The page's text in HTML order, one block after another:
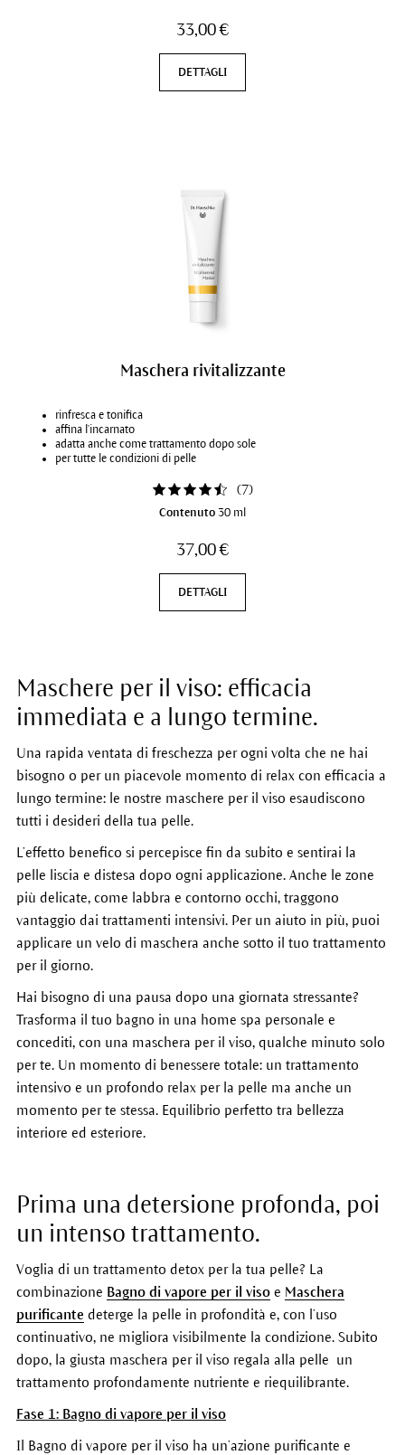
33,00 €
DETTAGLI
Maschera rivitalizzante
rinfresca e tonifica
affina l'incarnato
adatta anche come trattamento dopo sole
per tutte le condizioni di pelle
(7)
Contenuto 30 ml
37,00 €
DETTAGLI
Maschere per il viso: efficacia
immediata e a lungo termine.
Una rapida ventata di freschezza per ogni volta che ne hai
bisogno o per un piacevole momento di relax con efficacia a
lungo termine: le nostre maschere per il viso esaudiscono
tutti i desideri della tua pelle.
L’effetto benefico si percepisce fin da subito e sentirai la
pelle liscia e distesa dopo ogni applicazione. Anche le zone
più delicate, come labbra e contorno occhi, traggono
vantaggio dai trattamenti intensivi. Per un aiuto in più, puoi
applicare un velo di maschera anche sotto il tuo trattamento
per il giorno.
Hai bisogno di una pausa dopo una giornata stressante?
Trasforma il tuo bagno in una home spa personale e
concediti, con una maschera per il viso, qualche minuto solo
per te. Un momento di benessere totale: un trattamento
intensivo e un profondo relax per la pelle ma anche un
momento per te stessa. Equilibrio perfetto tra bellezza
interiore ed esteriore.
Prima una detersione profonda, poi
un intenso trattamento.
Voglia di un trattamento detox per la tua pelle? La
combinazione Bagno di vapore per il visoe Maschera
purificante deterge la pelle in profondità e, con l’uso
continuativo, ne migliora visibilmente la condizione. Subito
dopo, la giusta maschera per il viso regala alla pelle un
trattamento profondamente nutriente e riequilibrante.
Fase 1: Bagno di vapore per il viso
Il Bagno di vapore per il viso ha un’azione purificante e